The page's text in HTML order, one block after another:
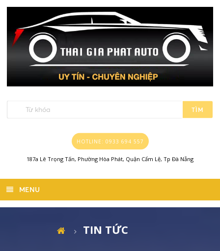
TÌM
HOTLINE: 0933 694 557
187a Lê Trọng Tấn, Phường Hòa Phát, Quận Cẩm Lệ, Tp Đà Nẵng
MENU
TIN TỨC